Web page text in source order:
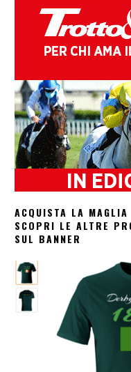
ACQUISTA LA
SCOPRI LE ALTRE
SUL BANNER